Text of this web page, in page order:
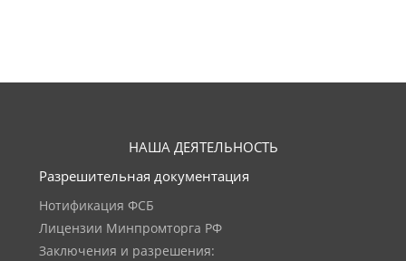
НАША ДЕЯТЕЛЬНОСТЬ
Разрешительная документация
Нотификация ФСБ
Лицензии Минпромторга РФ
Заключения и разрешения: